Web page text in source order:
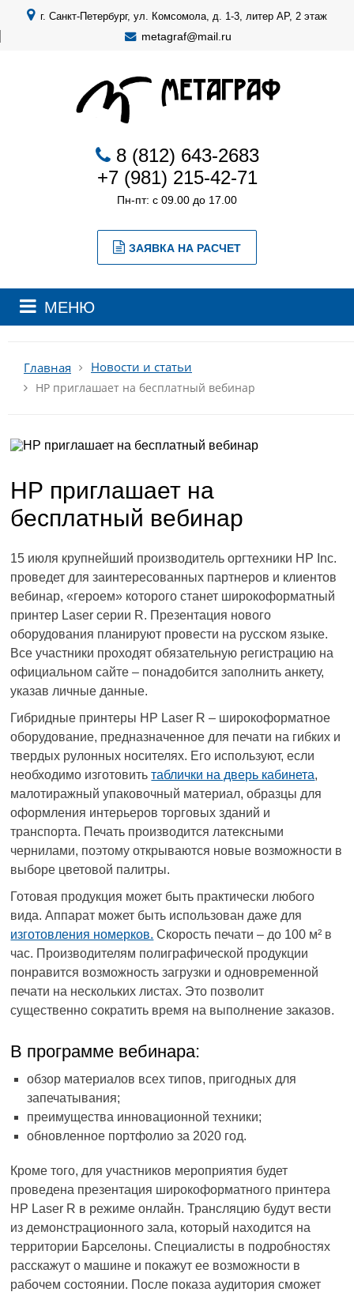
г. Санкт-Петербург, ул. Комсомола, д. 1-3, литер АР, 2 этаж
metagraf@mail.ru
8 (812) 643-2683
+7 (981) 215-42-71
Пн-пт: с 09.00 до 17.00
ЗАЯВКА НА РАСЧЕТ
МЕНЮ
Главная Новости и статьи
НР приглашает на бесплатный вебинар
НР приглашает на
бесплатный вебинар
15 июля крупнейший производитель оргтехники HP Inc.
проведет для заинтересованных партнеров и клиентов
вебинар, «героем» которого станет широкоформатный
принтер Laser серии R. Презентация нового
оборудования планируют провести на русском языке.
Все участники проходят обязательную регистрацию на
официальном сайте – понадобится заполнить анкету,
указав личные данные.
Гибридные принтеры HP Laser R – широкоформатное
оборудование, предназначенное для печати на гибких и
твердых рулонных носителях. Его используют, если
необходимо изготовитьтаблички на дверь кабинета,
малотиражный упаковочный материал, образцы для
оформления интерьеров торговых зданий и
транспорта. Печать производится латексными
чернилами, поэтому открываются новые возможности в
выборе цветовой палитры.
Готовая продукция может быть практически любого
вида. Аппарат может быть использован даже для
изготовления номерков. Скорость печати – до 100 м² в
час. Производителям полиграфической продукции
понравится возможность загрузки и одновременной
печати на нескольких листах. Это позволит
существенно сократить время на выполнение заказов.
В программе вебинара:
обзор материалов всех типов, пригодных для
запечатывания;
преимущества инновационной техники;
обновленное портфолио за 2020 год.
Кроме того, для участников мероприятия будет
проведена презентация широкоформатного принтера
HP Laser R в режиме онлайн. Трансляцию будут вести
из демонстрационного зала, который находится на
территории Барселоны. Специалисты в подробностях
расскажут о машине и покажут ее возможности в
рабочем состоянии. После показа аудитория сможет